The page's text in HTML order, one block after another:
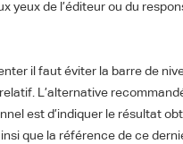
yeux de l’éditeur ou du
il faut éviter la barre de
L’alternative
est d’indiquer le résultat
que la référence de ce